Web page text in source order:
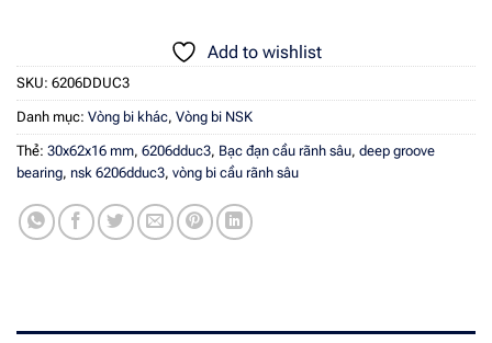
Add to wishlist
SKU: 6206DDUC3
Danh mục: Vòng bi khác, Vòng bi NSK
Thẻ: 30x62x16 mm, 6206dduc3, Bạc đạn cầu rãnh sâu, deep groove
bearing, nsk 6206dduc3, vòng bi cầu rãnh sâu